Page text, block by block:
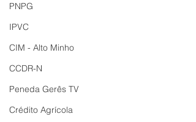
PNPG
IPVC
CIM - Alto Minho
CCDR-N
Peneda Gerês TV
Crédito Agrícola